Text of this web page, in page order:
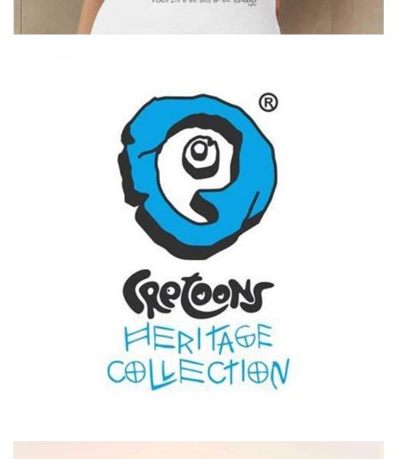
Cretoons Aphrodite Beer Opener –
Heritage Collection
€